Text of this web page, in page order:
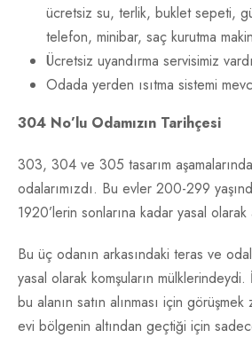
ücretsiz su, terlik, buklet sepeti,
telefon, minibar, saç kurutma
Ücretsiz uyandırma servisimiz
Odada yerden ısıtma sistemi
304 No’lu Odamızın Tarihçesi
303, 304 ve 305 tasarım
odalarımızdı. Bu evler 200-299
1920’lerin sonlarına kadar yasal olarak
Bu üç odanın arkasındaki teras ve
yasal olarak komşuların
bu alanın satın alınması için
evi bölgenin altından geçtiği için